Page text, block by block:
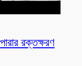
রক্তক্ষরণ